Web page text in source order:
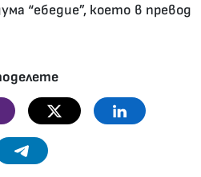
“ебедие”, което в превод
Twitter Linkedin
Telegram